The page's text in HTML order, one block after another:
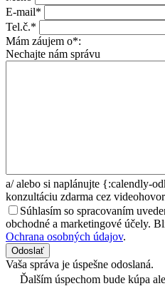
E-mail*
Tel.č.*
Mám záujem o*:
Nechajte nám správu
a/alebo si naplánujte {:calendly-
konzultáciu zdarma cez
Súhlasím so spracovaním
obchodné a marketingové účely.
Ochrana osobných údajov.
Odoslať
Vaša správa je úspešne odoslaná.
Ďalším úspechom bude kúpa